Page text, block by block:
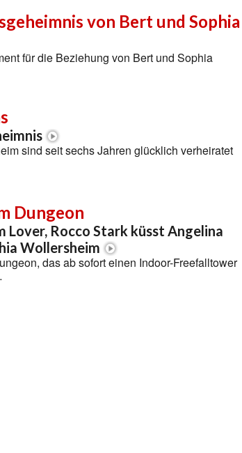
von Bert und Sophia
für die Beziehung von Bert und Sophia
sind seit sechs Jahren glücklich verheiratet
Dungeon
Lover, Rocco Stark küsst Angelina
Wollersheim
das ab sofort einen Indoor-Freefalltower